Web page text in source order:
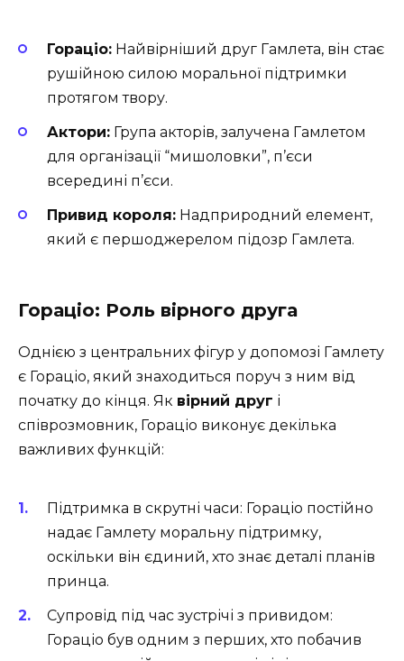
Гораціо: Найвірніший друг Гамлета, він стає
рушійною силою моральної підтримки
протягом твору.
Актори: Група акторів, залучена Гамлетом
для організації “мишоловки”, п’єси
всередині п’єси.
Привид короля: Надприродний елемент,
який є першоджерелом підозр Гамлета.
Гораціо: Роль вірного друга
Однією з центральних фігур у допомозі Гамлету
є Гораціо, який знаходиться поруч з ним від
початку до кінця. Як вірний друг і
співрозмовник, Гораціо виконує декілька
важливих функцій:
Підтримка в скрутні часи: Гораціо постійно
надає Гамлету моральну підтримку,
оскільки він єдиний, хто знає деталі планів
принца.
Супровід під час зустрічі з привидом:
Гораціо був одним з перших, хто побачив